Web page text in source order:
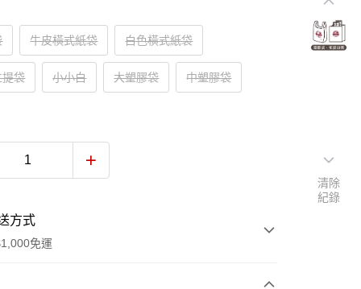
牛皮橫式紙袋 白色橫式紙袋
提袋 小小白 大塑膠袋 中塑膠袋
方式
免運
清除
紀錄